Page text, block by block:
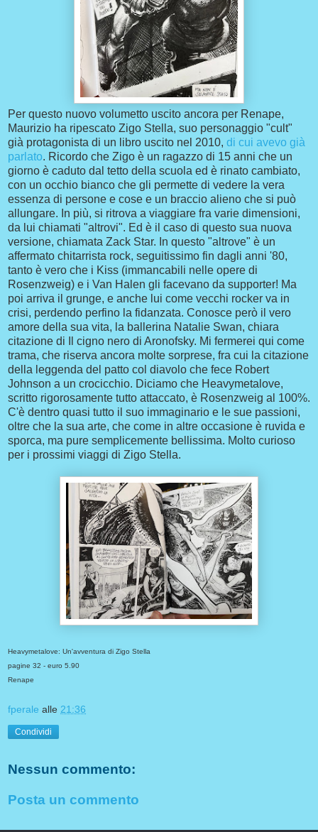
Per questo nuovo volumetto uscito ancora per Renape,
Maurizio ha ripescato Zigo Stella, suo personaggio "cult"
già protagonista di un libro uscito nel 2010, di cui avevo già
parlato. Ricordo che Zigo è un ragazzo di 15 anni che un
giorno è caduto dal tetto della scuola ed è rinato cambiato,
con un occhio bianco che gli permette di vedere la vera
essenza di persone e cose e un braccio alieno che si può
allungare. In più, si ritrova a viaggiare fra varie dimensioni,
da lui chiamati "altrovi". Ed è il caso di questo sua nuova
versione, chiamata Zack Star. In questo "altrove" è un
affermato chitarrista rock, seguitissimo fin dagli anni '80,
tanto è vero che i Kiss (immancabili nelle opere di
Rosenzweig) e i Van Halen gli facevano da supporter! Ma
poi arriva il grunge, e anche lui come vecchi rocker va in
crisi, perdendo perfino la fidanzata. Conosce però il vero
amore della sua vita, la ballerina Natalie Swan, chiara
citazione di Il cigno nero di Aronofsky. Mi fermerei qui come
trama, che riserva ancora molte sorprese, fra cui la citazione
della leggenda del patto col diavolo che fece Robert
Johnson a un crocicchio. Diciamo che Heavymetalove,
scritto rigorosamente tutto attaccato, è Rosenzweig al 100%.
C'è dentro quasi tutto il suo immaginario e le sue passioni,
oltre che la sua arte, che come in altre occasione è ruvida e
sporca, ma pure semplicemente bellissima. Molto curioso
per i prossimi viaggi di Zigo Stella.
Heavymetalove: Un'avventura di Zigo Stella
pagine 32 - euro 5.90
Renape
fperale alle 21:36
Condividi
Nessun commento:
Posta un commento